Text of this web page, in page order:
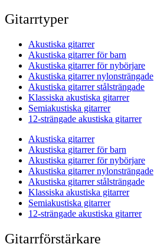
Gitarrtyper
Akustiska gitarrer
Akustiska gitarrer för barn
Akustiska gitarrer för nybörjare
Akustiska gitarrer nylonsträngade
Akustiska gitarrer stålsträngade
Klassiska akustiska gitarrer
Semiakustiska gitarrer
12-strängade akustiska gitarrer
Akustiska gitarrer
Akustiska gitarrer för barn
Akustiska gitarrer för nybörjare
Akustiska gitarrer nylonsträngade
Akustiska gitarrer stålsträngade
Klassiska akustiska gitarrer
Semiakustiska gitarrer
12-strängade akustiska gitarrer
Gitarrförstärkare